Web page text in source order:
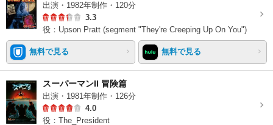
出演・1982年制作・120分
3.3
役：Upson Pratt (segment "They're Creeping Up On You")
無料で見る 無料で見る
スーパーマンII 冒険篇
出演・1981年制作・126分
4.0
役：The_President